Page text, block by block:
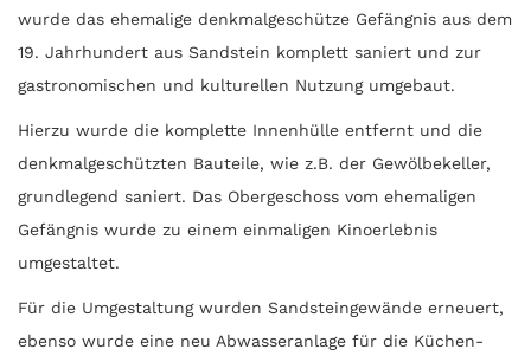
wurde das ehemalige denkmalgeschütze Gefängnis aus dem
19. Jahrhundert aus Sandstein komplett saniert und zur
gastronomischen und kulturellen Nutzung umgebaut.
Hierzu wurde die komplette Innenhülle entfernt und die
denkmalgeschützten Bauteile, wie z.B. der Gewölbekeller,
grundlegend saniert. Das Obergeschoss vom ehemaligen
Gefängnis wurde zu einem einmaligen Kinoerlebnis
umgestaltet.
Für die Umgestaltung wurden Sandsteingewände erneuert,
ebenso wurde eine neu Abwasseranlage für die Küchen-